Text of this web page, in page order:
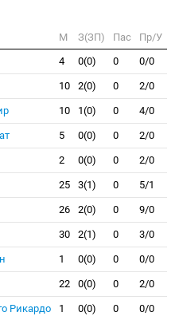
M З(ЗП) Пас
Пр/У
4 0(0) 0 0/0
10 2(0) 0 2/0
10 1(0) 0 4/0
5 0(0) 0 2/0
2 0(0) 0 2/0
25 3(1) 0 5/1
26 2(0) 0 9/0
30 2(1) 0 3/0
1 0(0) 0 0/0
22 0(0) 0 2/0
Рикардо 1 0(0) 0 0/0